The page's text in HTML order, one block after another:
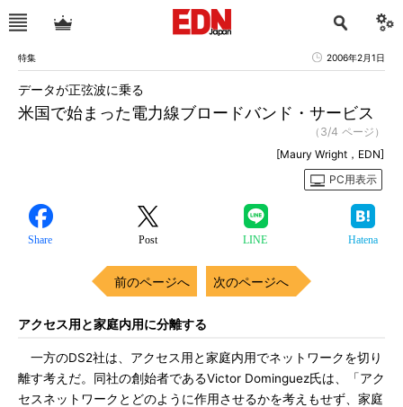
特集 2006年2月1日
米国で始まった電力線ブロードバンド・サービス
データが正弦波に乗る
（3/4 ページ）
[Maury Wright，EDN]
PC用表示
Share Post LINE Hatena
前のページへ 次のページへ
アクセス用と家庭内用に分離する
一方のDS2社は、アクセス用と家庭内用でネットワークを切り
離す考えだ。同社の創始者であるVictor Dominguez氏は、「アク
セスネットワークとどのように作用させるかを考えもせず、家庭